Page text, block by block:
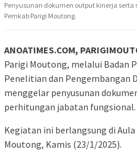
Penyusunan dokumen output kinerja
Pemkab Parigi Moutong.
ANOATIMES.COM,
Parigi Moutong, melalui Badan
Penelitian dan Pengembangan
menggelar penyusunan
perhitungan jabatan fungsional.
Kegiatan ini berlangsung di
Moutong, Kamis (23/1/2025).